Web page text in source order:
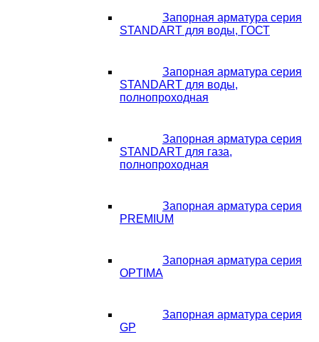
Запорная арматура серия
STANDART для воды, ГОСТ
Запорная арматура серия
STANDART для воды,
полнопроходная
Запорная арматура серия
STANDART для газа,
полнопроходная
Запорная арматура серия
PREMIUM
Запорная арматура серия
OPTIMA
Запорная арматура серия
GP